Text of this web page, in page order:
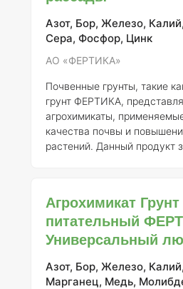
полноценное питание и
для роста. #### Состав элементов
Питательный грунт содержит
Азот, Бор, Железо,
Сера, Фосфор, Цинк
АО «ФЕРТИКА»
Почвенные грунты, такие
грунт ФЕРТИКА,
агрохимикаты,
качества почвы и
растений. Данный продукт
продукта Питательный грунт ФЕРТИКА
представляет собой
органических и
которые обеспечивают
необходимыми элементами
роста и развития. Основные
Агрохимикат Грунт
питательный
Универсальный
Азот, Бор, Железо,
Марганец, Медь,